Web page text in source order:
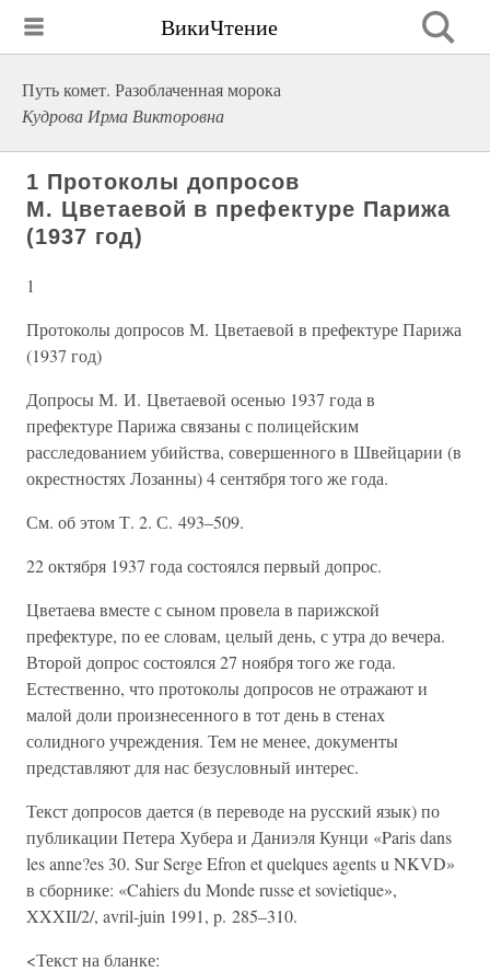
ВикиЧтение
Путь комет. Разоблаченная морока
Кудрова Ирма Викторовна
1 Протоколы допросов
М. Цветаевой в префектуре Парижа
(1937 год)
1
Протоколы допросов М. Цветаевой в префектуре Парижа
(1937 год)
Допросы М. И. Цветаевой осенью 1937 года в
префектуре Парижа связаны с полицейским
расследованием убийства, совершенного в Швейцарии (в
окрестностях Лозанны) 4 сентября того же года.
См. об этом Т. 2. С. 493–509.
22 октября 1937 года состоялся первый допрос.
Цветаева вместе с сыном провела в парижской
префектуре, по ее словам, целый день, с утра до вечера.
Второй допрос состоялся 27 ноября того же года.
Естественно, что протоколы допросов не отражают и
малой доли произнесенного в тот день в стенах
солидного учреждения. Тем не менее, документы
представляют для нас безусловный интерес.
Текст допросов дается (в переводе на русский язык) по
публикации Петера Хубера и Даниэля Кунци «Paris dans
les anne?es 30. Sur Serge Efron et quelques agents u NKVD»
в сборнике: «Cahiers du Monde russe et sovietique»,
XXXII/2/, avril-juin 1991, p. 285–310.
<Текст на бланке: